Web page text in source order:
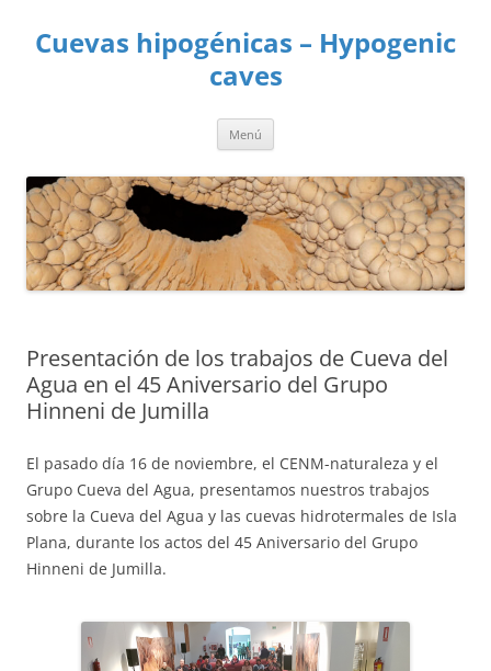
contenido
Cuevas hipogénicas – Hypogenic
caves
Menú
Presentación de los trabajos de Cueva del
Agua en el 45 Aniversario del Grupo
Hinneni de Jumilla
El pasado día 16 de noviembre, el CENM-naturaleza y el
Grupo Cueva del Agua, presentamos nuestros trabajos
sobre la Cueva del Agua y las cuevas hidrotermales de Isla
Plana, durante los actos del 45 Aniversario del Grupo
Hinneni de Jumilla.